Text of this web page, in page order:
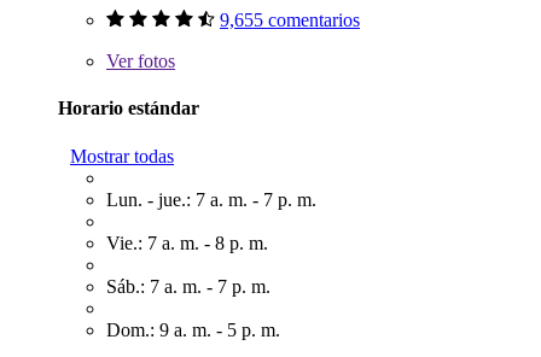
9,655 comentarios
Verfotos
Horario estándar
Mostrar todas
Lun. - jue.: 7 a. m. - 7 p. m.
Vie.: 7 a. m. - 8 p. m.
Sáb.: 7 a. m. - 7 p. m.
Dom.: 9 a. m. - 5 p. m.